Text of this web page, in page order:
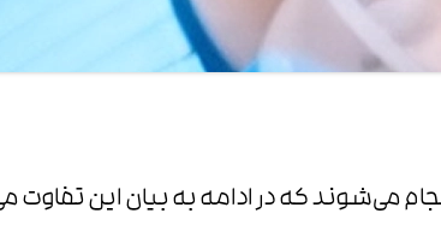
می‌شوند که در ادامه به بیان این تفاوت